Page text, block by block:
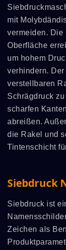
mit
vermeiden. Die
Oberfläche
um hohem
verhindern.
verstellbaren
Schrägdruck
scharfen
abreißen.
die Rakel und
Tintenschicht
Siebdruck
Siebdruck ist
Zeichen als